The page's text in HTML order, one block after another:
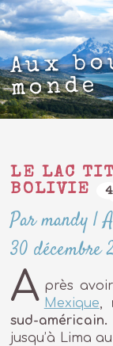
Aux
monde
LE LAC
BOLIVIE
4
Par mandy |
30 décembre
A près
Mexique
sud-américain.
jusqu’à Lima